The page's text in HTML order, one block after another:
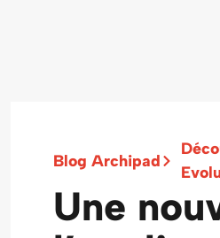
Blog Archipad
Une